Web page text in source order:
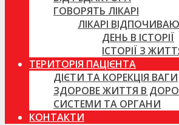
ГОВОРЯТЬ ЛІКАРІ
ЛІКАРІ
ДЕНЬ В ІСТОРІЇ
ІСТОРІЇ З
ТЕРИТОРІЯ ПАЦІЄНТА
ДІЄТИ ТА КОРЕКЦІЯ ВАГИ
ЗДОРОВЕ ЖИТТЯ В
СИСТЕМИ ТА ОРГАНИ
КОНТАКТИ